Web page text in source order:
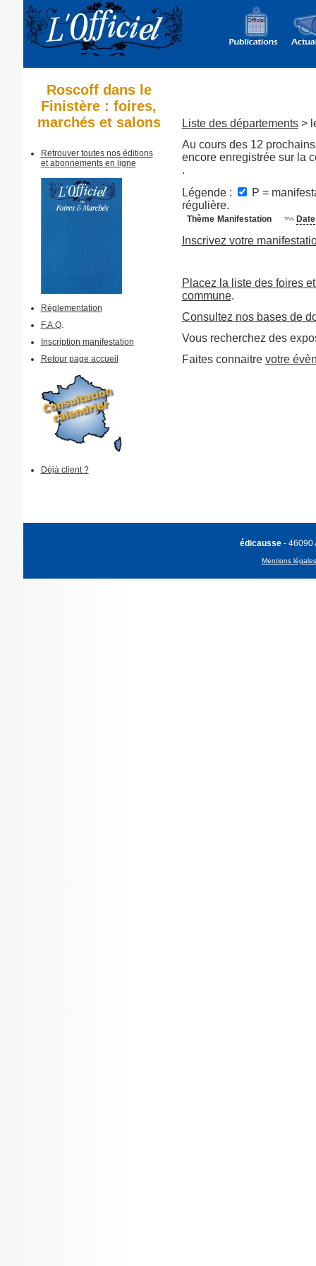
Roscoff dans le
Finistère : foires,
marchés et salons
Retrouver toutes nos éditions
et abonnements en ligne
Règlementation
F.A.Q.
Inscription manifestation
Retour page accueil
Déjà client ?
Liste des départements>
Au cours des 12
encore enregistrée sur la
.
Légende :
P =
régulière.
Thème Manifestation Date
Inscrivez votre
Placez la liste des foires
commune.
Consultez nos bases de
Vous recherchez des
Faites connaitre votre
édicausse - 46090
Mentions légales